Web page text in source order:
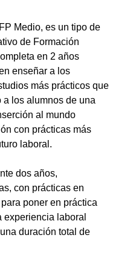
Medio, es un tipo de
de Formación
en 2 años
enseñar a los
más prácticos que
a los alumnos de una
al mundo
con prácticas más
laboral.
dos años,
con prácticas en
poner en práctica
laboral
duración total de